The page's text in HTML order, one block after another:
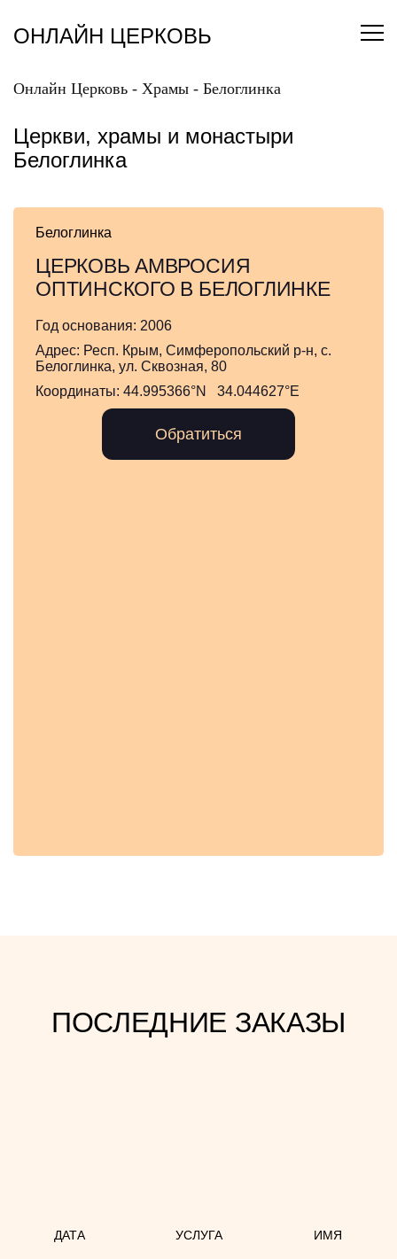
содержанию
ОНЛАЙН ЦЕРКОВЬ
Онлайн Церковь - Храмы - Белоглинка
Церкви, храмы и монастыри
Белоглинка
Белоглинка
ЦЕРКОВЬ АМВРОСИЯ
ОПТИНСКОГО В БЕЛОГЛИНКЕ
Год основания: 2006
Адрес: Респ. Крым, Симферопольский р-н, с.
Белоглинка, ул. Сквозная, 80
Координаты: 44.995366°N 34.044627°E
Обратиться
ПОСЛЕДНИЕ ЗАКАЗЫ
ДАТА УСЛУГА ИМЯ